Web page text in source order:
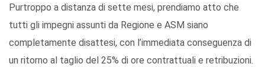
Purtroppo a distanza di sette mesi, prendiamo atto che
tutti gli impegni assunti da Regione e ASM siano
completamente disattesi, con l’immediata conseguenza di
un ritorno al taglio del 25% di ore contrattuali e retribuzioni.